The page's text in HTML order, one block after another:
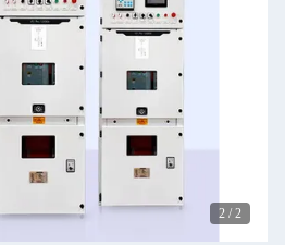
2 / 2